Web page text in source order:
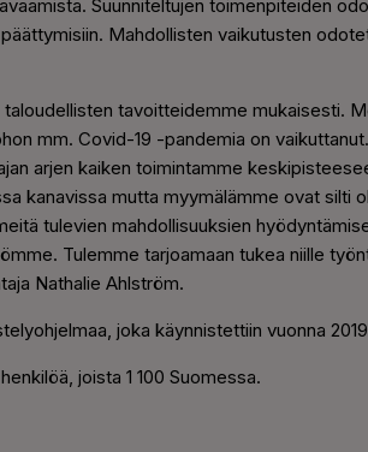
Suunniteltujen toimenpiteiden
Mahdollisten vaikutusten
tavoitteidemme mukaisesti.
mm. Covid-19 -pandemia on
arjen kaiken toimintamme
kanavissa mutta myymälämme ovat silti
tulevien mahdollisuuksien
Tulemme tarjoamaan tukea niille
Nathalie Ahlström.
joka käynnistettiin vuonna
joista 1 100 Suomessa.